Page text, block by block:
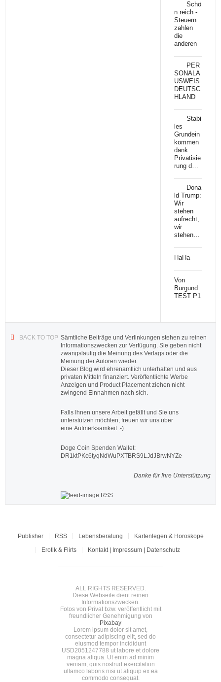
Schö
n reich -
Steuern
zahlen
die
anderen
PER
SONALA
USWEIS
DEUTSC
HLAND
Stabi
les
Grundein
kommen
dank
Privatisie
rung d…
Dona
ld Trump:
Wir
stehen
aufrecht,
wir
stehen…
HaHa
Von
Burgund
TEST P1
BACK TO TOP Sämtliche Beiträge und Verlinkungen stehen zu reinen
Informationszwecken zur Verfügung. Sie geben nicht
zwangsläufig die Meinung des Verlags oder die
Meinung der Autoren wieder.
Dieser Blog wird ehrenamtlich unterhalten und aus
privaten Mitteln finanziert. Veröffentlichte Werbe
Anzeigen und Product Placement ziehen nicht
zwingend Einnahmen nach sich.
Falls Ihnen unsere Arbeit gefällt und Sie uns
unterstützen möchten, freuen wir uns über
eine Aufmerksamkeit :-)
Doge Coin Spenden Wallet:
DR1ktPKc6tyqNdWuPXTBRS9LJdJBrwNYZe
Danke für Ihre Unterstützung
RSS
Publisher RSS Lebensberatung
Kartenlegen & Horoskope
Erotik & Flirts
Kontakt | Impressum | Datenschutz
ALL RIGHTS RESERVED.
Diese Webseite dient reinen
Informationszwecken.
Fotos von Privat bzw. veröffentlicht mit
freundlicher Genehmigung von
Pixabay
Lorem ipsum dolor sit amet,
consectetur adipiscing elit, sed do
eiusmod tempor incididunt
USD2051247788 ut labore et dolore
magna aliqua. Ut enim ad minim
veniam, quis nostrud exercitation
ullamco laboris nisi ut aliquip ex ea
commodo consequat.